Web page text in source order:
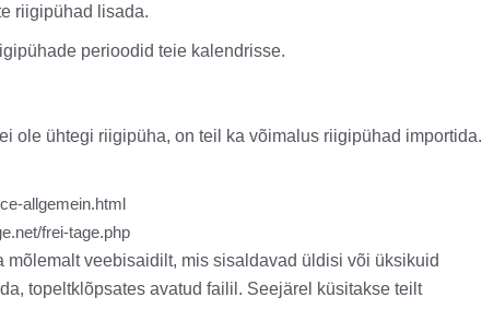
riigipühad lisada.
perioodid teie kalendrisse.
ole ühtegi riigipüha, on teil ka võimalus riigipühad importida.
allgemein.html
frei-tage.php
veebisaidilt, mis sisaldavad üldisi või üksikuid
topeltklõpsates avatud failil. Seejärel küsitakse teilt